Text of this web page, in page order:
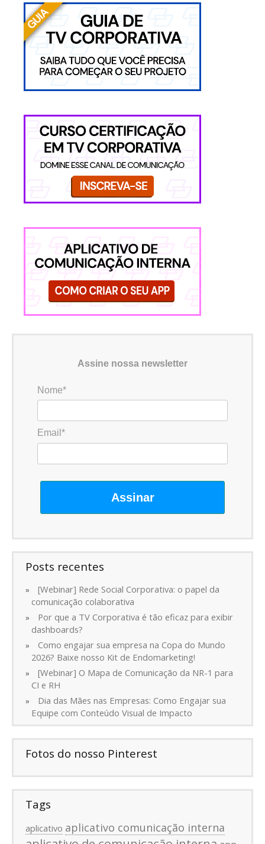
Assine nossa newsletter
Nome*
Email*
Assinar
Posts recentes
[Webinar] Rede Social Corporativa: o papel da
comunicação colaborativa
Por que a TV Corporativa é tão eficaz para exibir
dashboards?
Como engajar sua empresa na Copa do Mundo
2026? Baixe nosso Kit de Endomarketing!
[Webinar] O Mapa de Comunicação da NR-1 para
CI e RH
Dia das Mães nas Empresas: Como Engajar sua
Equipe com Conteúdo Visual de Impacto
Fotos do nosso Pinterest
Tags
aplicativo aplicativo comunicação interna